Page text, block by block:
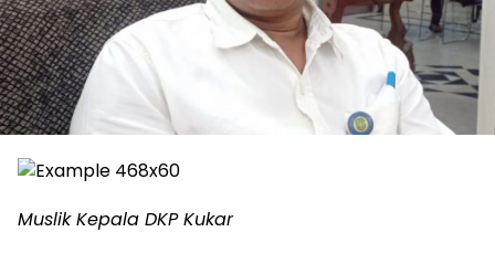
Muslik Kepala DKP Kukar